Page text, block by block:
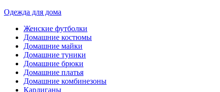
Одежда для дома
Женские футболки
Домашние костюмы
Домашние майки
Домашние туники
Домашние брюки
Домашние платья
Домашние комбинезоны
Кардиганы